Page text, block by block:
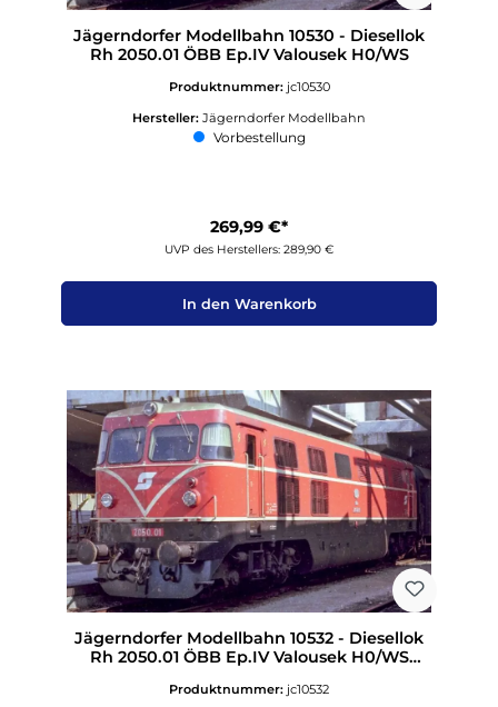
Jägerndorfer Modellbahn 10530 - Diesellok
Rh 2050.01 ÖBB Ep.IV Valousek H0/WS
Produktnummer: jc10530
Hersteller: Jägerndorfer Modellbahn
Vorbestellung
269,99 €*
UVP des Herstellers: 289,90 €
In den Warenkorb
Jägerndorfer Modellbahn 10532 - Diesellok
Rh 2050.01 ÖBB Ep.IV Valousek H0/WS
Produktnummer: jc10532